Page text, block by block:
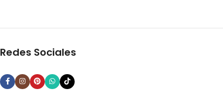
Redes Sociales